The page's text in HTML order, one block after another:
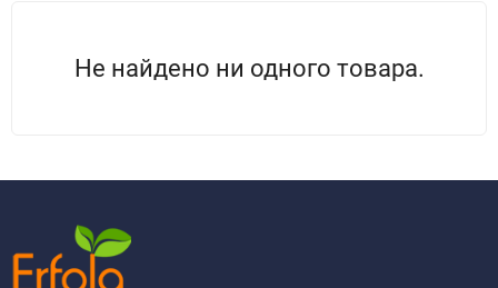
Не найдено ни одного товара.